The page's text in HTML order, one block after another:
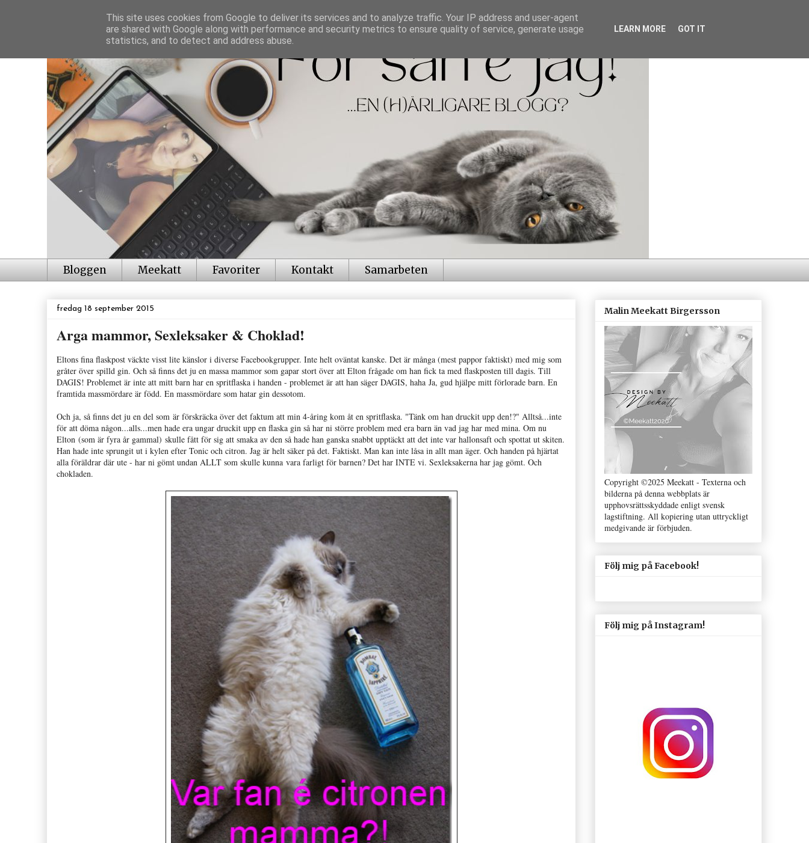
Bloggen Meekatt Favoriter Kontakt Samarbeten
fredag 18 september 2015
Arga mammor, Sexleksaker & Choklad!
Eltons fina flaskpost väckte visst lite känslor i diverse Facebookgrupper. Inte helt oväntat kanske. Det är många (mest pappor faktiskt) med mig som
gråter över spilld gin. Och så finns det ju en massa mammor som gapar stort över att Elton frågade om han fick ta med flaskposten till dagis. Till
DAGIS! Problemet är inte att mitt barn har en spritflaska i handen - problemet är att han säger DAGIS, haha Ja, gud hjälpe mitt förlorade barn. En
framtida massmördare är född. En massmördare som hatar gin dessotom.
Och ja, så finns det ju en del som är förskräcka över det faktum att min 4-åring kom åt en spritflaska. "Tänk om han druckit upp den!?" Alltså...inte
för att döma någon...alls...men hade era ungar druckit upp en flaska gin så har ni större problem med era barn än vad jag har med mina. Om nu
Elton (som är fyra år gammal) skulle fått för sig att smaka av den så hade han ganska snabbt upptäckt att det inte var hallonsaft och spottat ut skiten.
Han hade inte sprungit ut i kylen efter Tonic och citron. Jag är helt säker på det. Faktiskt. Man kan inte låsa in allt man äger. Och handen på hjärtat
alla föräldrar där ute - har ni gömt undan ALLT som skulle kunna vara farligt för barnen? Det har INTE vi. Sexleksakerna har jag gömt. Och
chokladen.
Malin Meekatt Birgersson
Copyright ©2025 Meekatt - Texterna och
bilderna på denna webbplats är
upphovsrättsskyddade enligt svensk
lagstiftning. All kopiering utan uttryckligt
medgivande är förbjuden.
Följ mig på Facebook!
Följ mig på Instagram!
This site uses cookies from Google to deliver its services and to analyze traffic. Your IP address and user-agent
are shared with Google along with performance and security metrics to ensure quality of service, generate usage
statistics, and to detect and address abuse.
LEARN MORE GOT IT